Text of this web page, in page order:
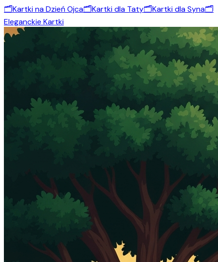
🗂️Kartki na Dzień Ojca🗂️Kartki dla Taty🗂️Kartki dla Syna🗂️
Eleganckie Kartki